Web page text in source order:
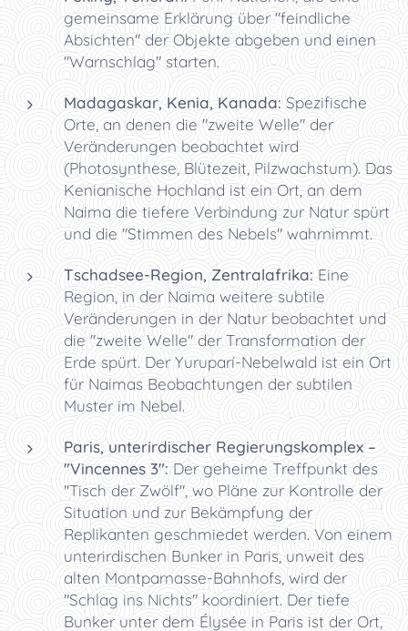
gemeinsame Erklärung über "feindliche
Absichten" der Objekte abgeben und einen
"Warnschlag" starten.
Madagaskar, Kenia, Kanada: Spezifische
Orte, an denen die "zweite Welle" der
Veränderungen beobachtet wird
(Photosynthese, Blütezeit, Pilzwachstum). Das
Kenianische Hochland ist ein Ort, an dem
Naima die tiefere Verbindung zur Natur spürt
und die "Stimmen des Nebels" wahrnimmt.
Tschadsee-Region, Zentralafrika: Eine
Region, in der Naima weitere subtile
Veränderungen in der Natur beobachtet und
die "zweite Welle" der Transformation der
Erde spürt. Der Yuruparí-Nebelwald ist ein Ort
für Naimas Beobachtungen der subtilen
Muster im Nebel.
Paris, unterirdischer Regierungskomplex –
"Vincennes 3": Der geheime Treffpunkt des
"Tisch der Zwölf", wo Pläne zur Kontrolle der
Situation und zur Bekämpfung der
Replikanten geschmiedet werden. Von einem
unterirdischen Bunker in Paris, unweit des
alten Montparnasse-Bahnhofs, wird der
"Schlag ins Nichts" koordiniert. Der tiefe
Bunker unter dem Élysée in Paris ist der Ort,